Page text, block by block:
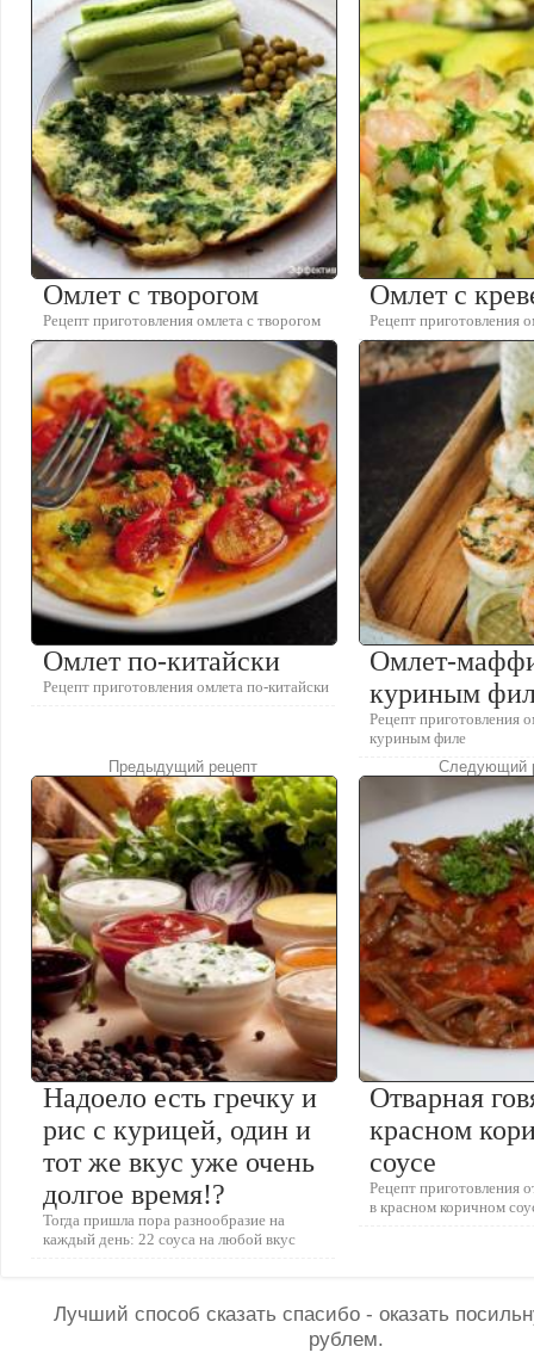
Омлет с творогом
Рецепт приготовления омлета с творогом
Омлет с
Рецепт приготовления
Омлет по-китайски
Рецепт приготовления омлета по-китайски
Омлет-
куриным
Рецепт приготовления
куриным филе
Предыдущий рецепт
Надоело есть гречку и
рис с курицей, один и
тот же вкус уже очень
долгое время!?
Тогда пришла пора разнообразие на
каждый день: 22 соуса на любой вкус
Следующий
Отварная
красном
соусе
Рецепт приготовления
в красном коричном
Лучший способ сказать спасибо - оказать
рублем.